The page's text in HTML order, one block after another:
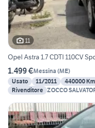
11
Opel Astra 1.7 CDTI 110CV
1.499 €Messina (ME)
Usato
11/2011 440000 Km
Rivenditore ZOCCO